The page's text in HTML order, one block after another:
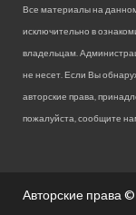
Все материалы на данном
исключительно в
владельцам.
не несет. Если Вы
авторские права,
пожалуйста, сообщите
Авторские права